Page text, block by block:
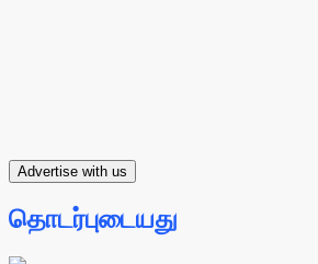
Advertise with us
தொடர்புடையது